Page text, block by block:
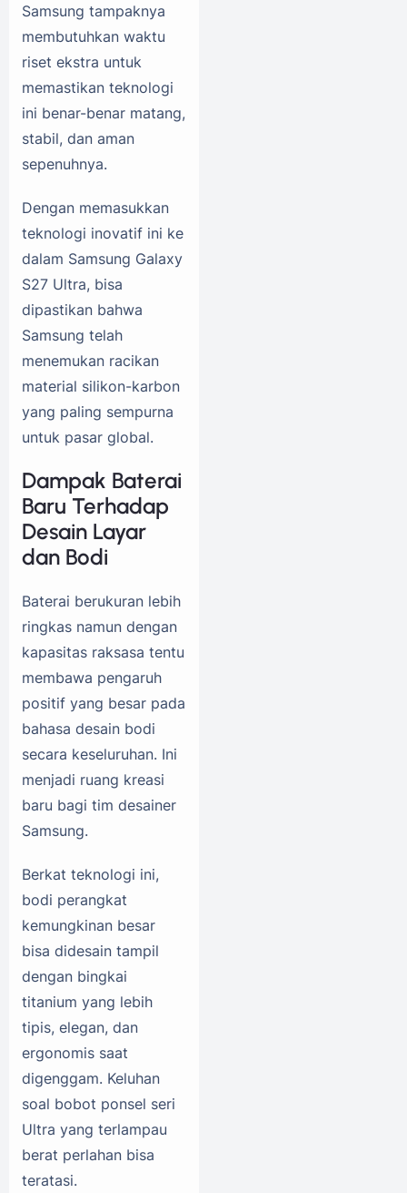
Samsung tampaknya
membutuhkan waktu
riset ekstra untuk
memastikan teknologi
ini benar-benar matang,
stabil, dan aman
sepenuhnya.
Dengan memasukkan
teknologi inovatif ini ke
dalam Samsung Galaxy
S27 Ultra, bisa
dipastikan bahwa
Samsung telah
menemukan racikan
material silikon-karbon
yang paling sempurna
untuk pasar global.
Dampak Baterai
Baru Terhadap
Desain Layar
dan Bodi
Baterai berukuran lebih
ringkas namun dengan
kapasitas raksasa tentu
membawa pengaruh
positif yang besar pada
bahasa desain bodi
secara keseluruhan. Ini
menjadi ruang kreasi
baru bagi tim desainer
Samsung.
Berkat teknologi ini,
bodi perangkat
kemungkinan besar
bisa didesain tampil
dengan bingkai
titanium yang lebih
tipis, elegan, dan
ergonomis saat
digenggam. Keluhan
soal bobot ponsel seri
Ultra yang terlampau
berat perlahan bisa
teratasi.